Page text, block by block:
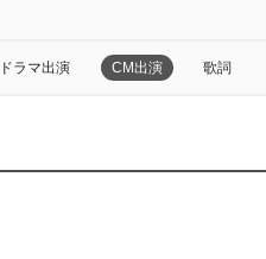
ドラマ出演 CM出演 歌詞